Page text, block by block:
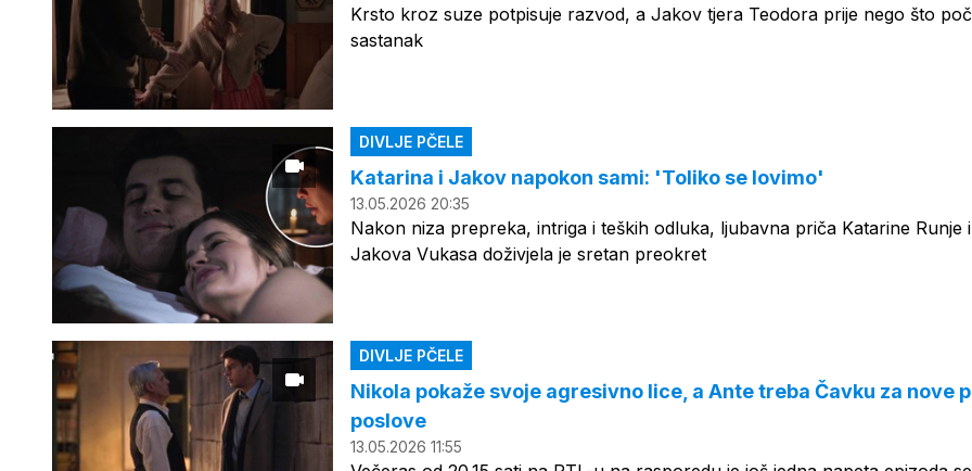
Krsto kroz suze potpisuje razvod, a Jakov tjera Teodora prije nego što
sastanak
DIVLJE PČELE
Katarina i Jakov napokon sami: 'Toliko se lovimo'
13.05.2026 20:35
Nakon niza prepreka, intriga i teških odluka, ljubavna priča Katarine Runje i
Jakova Vukasa doživjela je sretan preokret
DIVLJE PČELE
Nikola pokaže svoje agresivno lice, a Ante treba Čavku za nove
poslove
13.05.2026 11:55